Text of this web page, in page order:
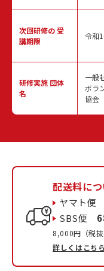
次回研修の受
講期限
研修実施 団体
名
令和
一般
ボラ
協会
配送料に
ヤマト便
SBS便
8,000円（税
詳しくはこちら